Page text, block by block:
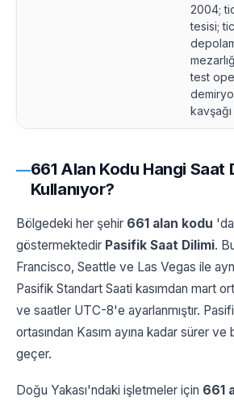
2004;
tesisi;
test
kavşağı
661 Alan Kodu Hangi Saat
Kullanıyor?
Bölgedeki her şehir 661 alan kodu
göstermektedir Pasifik Saat Dilimi.
Francisco, Seattle ve Las Vegas ile
Pasifik Standart Saati kasımdan mart
ve saatler UTC-8'e ayarlanmıştır.
ortasından Kasım ayına kadar sürer
geçer.
Doğu Yakası'ndaki işletmeler için 661